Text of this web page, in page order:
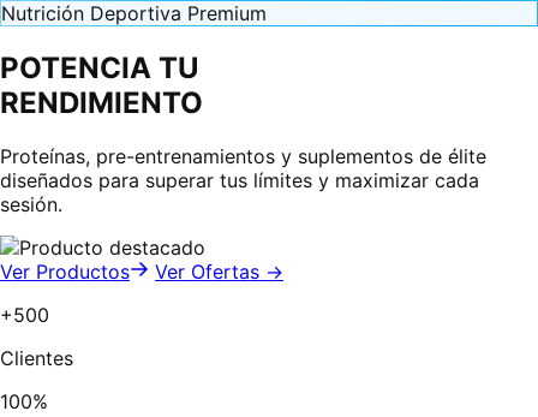
Nutrición Deportiva Premium
POTENCIA TU
RENDIMIENTO
Proteínas, pre-entrenamientos y suplementos de élite
diseñados para superar tus límites y maximizar cada
sesión.
Ver Productos
Ver Ofertas →
+500
Clientes
100%